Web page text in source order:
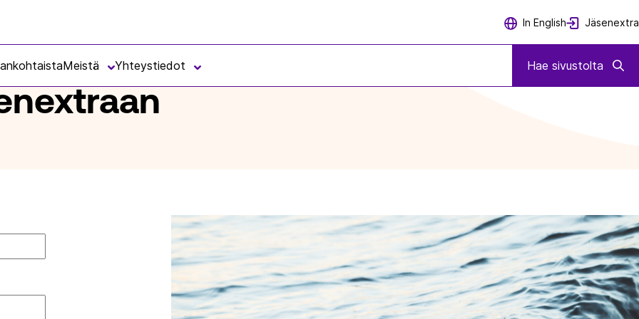
In English Jäsenextra
Meistä Yhteystiedot Hae sivustolta